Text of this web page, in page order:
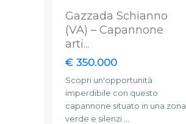
Gazzada Schianno
(VA) – Capannone
arti...
€ 350.000
Scopri un'opportunità
imperdibile con questo
capannone situato in una zona
verde e silenzi